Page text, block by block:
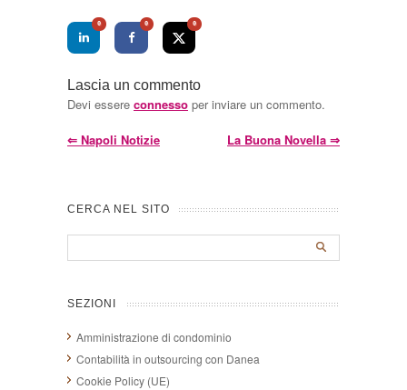
0 0 0
Lascia un commento
Devi essere connesso per inviare un commento.
⇐ Napoli Notizie La Buona Novella ⇒
CERCA NEL SITO
SEZIONI
Amministrazione di condominio
Contabilità in outsourcing con Danea
Cookie Policy (UE)